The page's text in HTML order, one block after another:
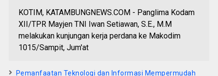
KOTIM, KATAMBUNGNEWS.COM - Panglima Kodam
XII/TPR Mayjen TNI Iwan Setiawan, S.E., M.M
melakukan kunjungan kerja perdana ke Makodim
1015/Sampit, Jum'at
Pemanfaatan Teknologi dan Informasi Mempermudah